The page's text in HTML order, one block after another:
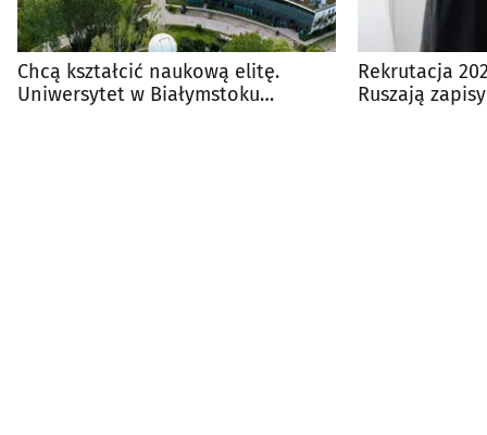
Chcą kształcić naukową elitę.
Uniwersytet w Białymstoku
Rekrutacja
Ruszają